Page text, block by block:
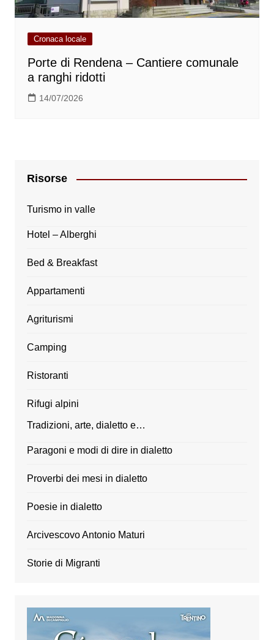
Cronaca locale
Porte di Rendena – Cantiere comunale
a ranghi ridotti
14/07/2026
Risorse
Turismo in valle
Hotel – Alberghi
Bed & Breakfast
Appartamenti
Agriturismi
Camping
Ristoranti
Rifugi alpini
Tradizioni, arte, dialetto e…
Paragoni e modi di dire in dialetto
Proverbi dei mesi in dialetto
Poesie in dialetto
Arcivescovo Antonio Maturi
Storie di Migranti